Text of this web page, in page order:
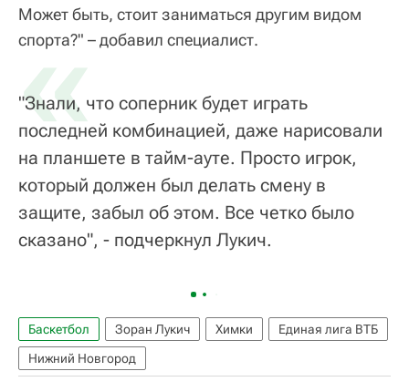
Может быть, стоит заниматься другим видом
спорта?" – добавил специалист.
«
"Знали, что соперник будет играть
последней комбинацией, даже нарисовали
на планшете в тайм-ауте. Просто игрок,
который должен был делать смену в
защите, забыл об этом. Все четко было
сказано", - подчеркнул Лукич.
Баскетбол Зоран Лукич Химки
Единая лига ВТБ
Нижний Новгород